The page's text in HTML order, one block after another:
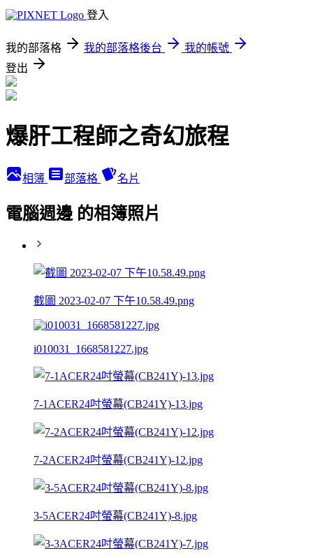
登入
我的部落格 我的部落格後台
我的帳號
登出
爆肝工程師之奇幻旅程
相簿 部落格 名片
電腦週邊 的相簿照片
截圖 2023-02-07 下午10.58.49.png
i010031_1668581227.jpg
7-1ACER24吋螢幕(CB241Y)-13.jpg
7-2ACER24吋螢幕(CB241Y)-12.jpg
3-5ACER24吋螢幕(CB241Y)-8.jpg